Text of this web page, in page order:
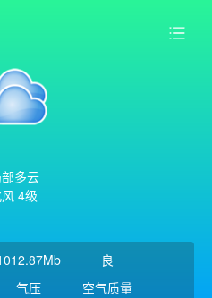
多云
4级
气压
良
空气质量